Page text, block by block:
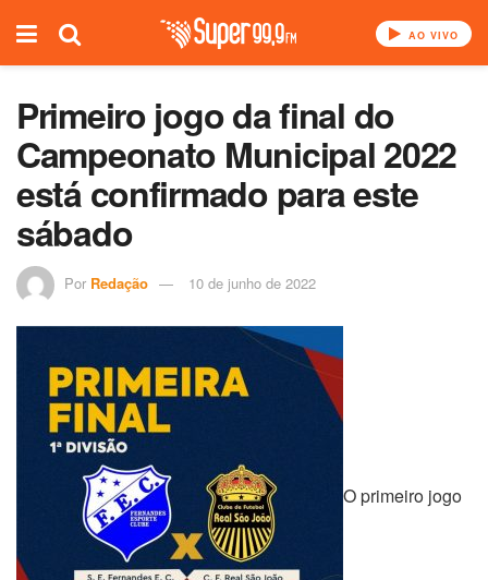
AO VIVO
Primeiro jogo da final do
Campeonato Municipal 2022
está confirmado para este
sábado
Por Redação 10 de junho de 2022
O primeiro jogo